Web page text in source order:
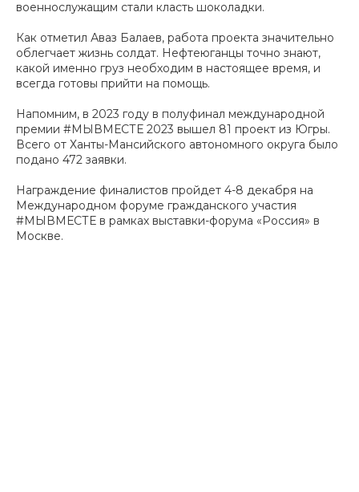
военнослужащим стали класть шоколадки.
Как отметил Аваз Балаев, работа проекта значительно
облегчает жизнь солдат. Нефтеюганцы точно знают,
какой именно груз необходим в настоящее время, и
всегда готовы прийти на помощь.
Напомним, в 2023 году в полуфинал международной
премии #МЫВМЕСТЕ 2023 вышел 81 проект из Югры.
Всего от Ханты-Мансийского автономного округа было
подано 472 заявки.
Награждение финалистов пройдет 4-8 декабря на
Международном форуме гражданского участия
#МЫВМЕСТЕ в рамках выставки-форума «Россия» в
Москве.